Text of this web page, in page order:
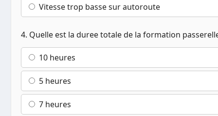
Vitesse trop basse sur autoroute
4. Quelle est la duree totale de la formation
10 heures
5 heures
7 heures